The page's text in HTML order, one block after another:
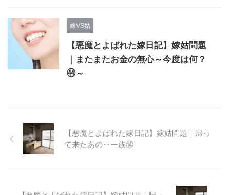
嫁VS姑
【悪魔とよばれた嫁日記】嫁姑問題
｜またまたお金の無心～今度は何？
㊹～
【悪魔とよばれた嫁日記】嫁姑問題｜帰っ
て来たあの‥一族⑭